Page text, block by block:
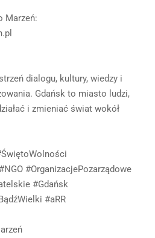
Marzeń:
dialogu, kultury, wiedzy i
Gdańsk to miasto ludzi,
i zmieniać świat wokół
#OrganizacjePozarządowe
#Gdańsk
#aRR